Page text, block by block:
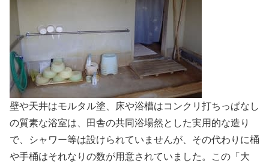
壁や天井はモルタル塗、床や浴槽はコンクリ打ちっぱなし
の質素な浴室は、田舎の共同浴場然とした実用的な造り
で、シャワー等は設けられていませんが、その代わりに桶
や手桶はそれなりの数が用意されていました。この「大